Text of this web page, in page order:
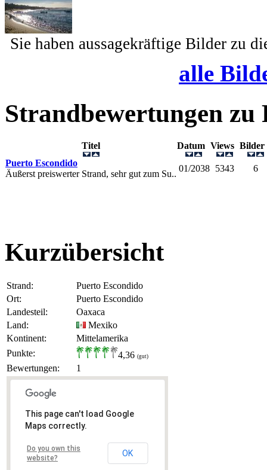
Sie haben aussagekräftige Bilder zu
alle
Strandbewertungen zu
Titel Datum Views
Puerto Escondido
Äußerst preiswerter Strand, sehr gut zum Su..
01/2038 5343 6
Kurzübersicht
Strand:
Puerto Escondido
Ort:
Puerto Escondido
Landesteil:
Oaxaca
Land:
Mexiko
Kontinent:
Mittelamerika
Punkte:
4,36 (gut)
Bewertungen: 1
This page can't load Google
Maps correctly.
Do you own this
website?
OK